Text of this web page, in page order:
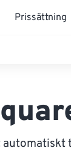
Prissättning